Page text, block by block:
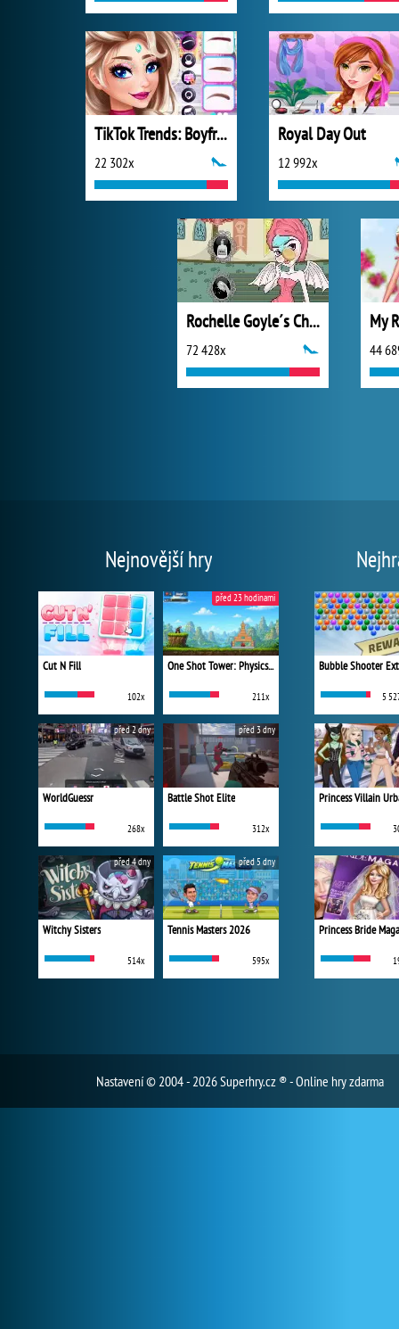
TikTok Trends: Boyfriend Fashion
22 302x
Royal Day Out
12 992x
Rochelle Goyle´s Chic Makeover
72 428x 44
Nejnovější hry
Cut N Fill
102x
One Shot Tower: Physics Destroyer
211x
před 23 hodinami
WorldGuessr
268x
před 2 dny
Battle Shot Elite
312x
před 3 dny
Witchy Sisters
514x
před 4 dny
Tennis Masters 2026
595x
před 5 dny
Bubble Shooter
5
Princess Bride
Nastavení© 2004 - 2026 Superhry.cz ® - Online hry zdarma